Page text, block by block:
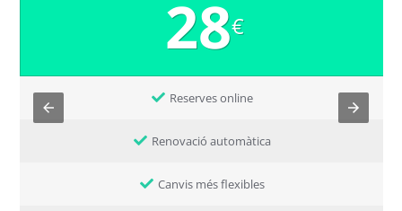
28€
Reserves online
Renovació automàtica
Canvis més flexibles